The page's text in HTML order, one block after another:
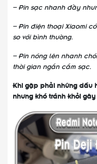
– Pin sạc nhanh đầy
– Pin điện thoại Xiaomi
so với bình thường.
– Pin nóng lên nhanh
thời gian ngắn cắm sạc.
Khi gặp phải những dấu
nhưng khó tránh khỏi